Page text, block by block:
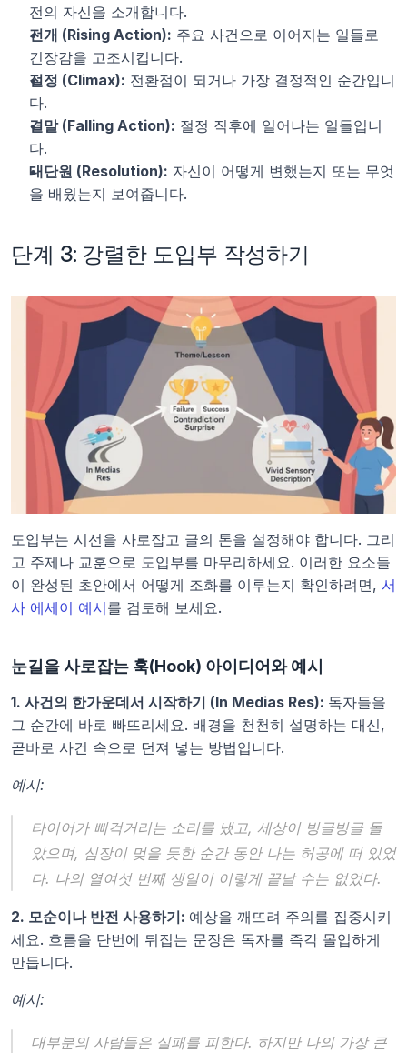
전의 자신을 소개합니다.
전개 (Rising Action): 주요 사건으로 이어지는 일들로
긴장감을 고조시킵니다.
절정 (Climax): 전환점이 되거나 가장 결정적인 순간입니
다.
결말 (Falling Action): 절정 직후에 일어나는 일들입니
다.
대단원 (Resolution): 자신이 어떻게 변했는지 또는 무엇
을 배웠는지 보여줍니다.
단계 3: 강렬한 도입부 작성하기
도입부는 시선을 사로잡고 글의 톤을 설정해야 합니다. 그리
고 주제나 교훈으로 도입부를 마무리하세요. 이러한 요소들
이 완성된 초안에서 어떻게 조화를 이루는지 확인하려면, 서
사 에세이 예시를 검토해 보세요.
눈길을 사로잡는 훅(Hook) 아이디어와 예시
1. 사건의 한가운데서 시작하기 (In Medias Res): 독자들을
그 순간에 바로 빠뜨리세요. 배경을 천천히 설명하는 대신,
곧바로 사건 속으로 던져 넣는 방법입니다.
예시:
타이어가 삐걱거리는 소리를 냈고, 세상이 빙글빙글 돌
았으며, 심장이 멎을 듯한 순간 동안 나는 허공에 떠 있었
다. 나의 열여섯 번째 생일이 이렇게 끝날 수는 없었다.
2. 모순이나 반전 사용하기: 예상을 깨뜨려 주의를 집중시키
세요. 흐름을 단번에 뒤집는 문장은 독자를 즉각 몰입하게
만듭니다.
예시:
대부분의 사람들은 실패를 피한다. 하지만 나의 가장 큰